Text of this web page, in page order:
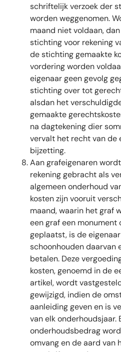
schriftelijk verzoek der
worden weggenomen.
maand niet voldaan,
stichting voor rekening
de stichting gemaakte
vordering worden
eigenaar geen gevolg
stichting over tot
alsdan het
gemaakte
na dagtekening dier
vervalt het recht van de
bijzetting.
Aan grafeigenaren
rekening gebracht als
algemeen onderhoud
kosten zijn vooruit
maand, waarin het graf
een graf een
geplaatst, is de
schoonhouden daarvan
betalen. Deze
kosten, genoemd in de
artikel, wordt
gewijzigd, indien de
aanleiding geven en is
van elk
onderhoudsbedrag
omvang en de aard van